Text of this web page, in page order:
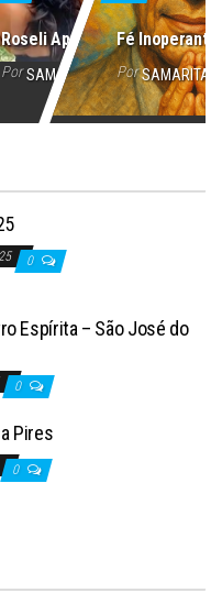
Roseli Aparecida
Por SAMARITANOS
Fé Inoperante
Por
0
Espírita – São José do
0
Pires
0